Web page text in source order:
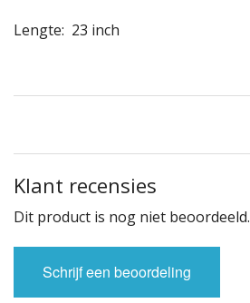
Lengte: 23 inch
Klant recensies
Dit product is nog niet beoordeeld.
Schrijf een beoordeling